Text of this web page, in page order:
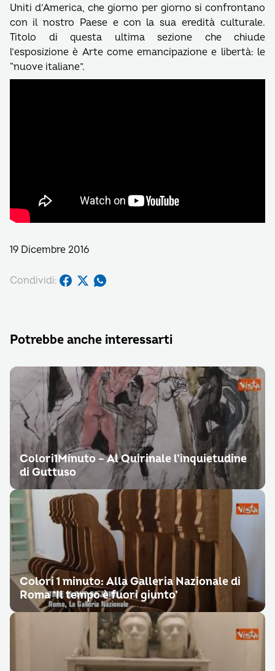
Uniti d’America, che giorno per giorno si confrontano
con il nostro Paese e con la sua eredità culturale.
Titolo di questa ultima sezione che chiude
l’esposizione è Arte come emancipazione e libertà: le
“nuove italiane”.
19 Dicembre 2016
Condividi:
Potrebbe anche interessarti
Colori1Minuto – Al Quirinale l’inquietudine
di Guttuso
Colori 1 minuto: Alla Galleria Nazionale di
Roma ‘Il tempo è fuori giunto’